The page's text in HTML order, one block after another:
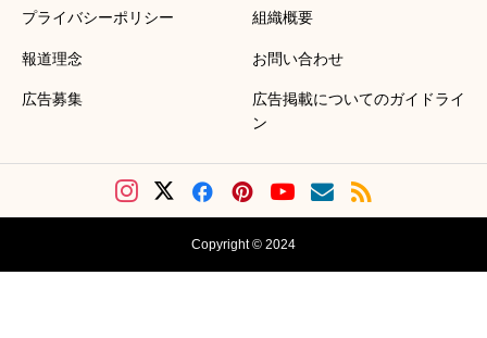
プライバシーポリシー 組織概要
報道理念 お問い合わせ
広告募集
広告掲載についてのガイドライ
ン
Copyright © 2024